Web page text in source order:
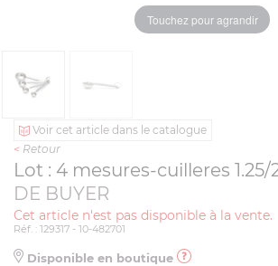
Touchez pour agrandir
Voir cet article dans le catalogue
< Retour
Lot : 4 mesures-cuilleres 1.25/
DE BUYER
Cet article n'est pas disponible à la vente.
Réf. : 129317 - 10-482701
Disponible en boutique